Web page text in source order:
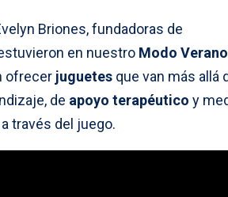
Briones, fundadoras de
en nuestro Modo
ofrecer juguetes que van más allá
de apoyo terapéutico y
través del juego.